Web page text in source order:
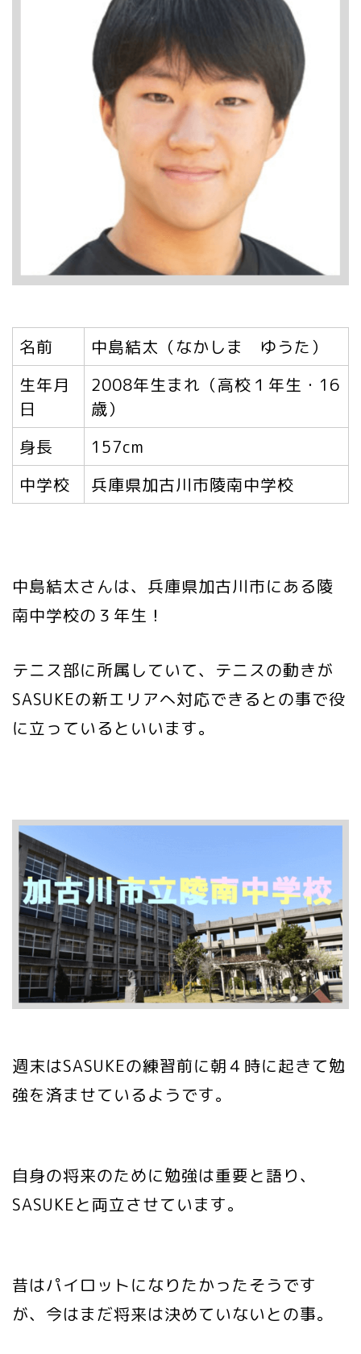
名前
中島結太（なかしま ゆうた）
生年月
日
2008年生まれ（高校１年生・16
歳）
身長
157cm
中学校
兵庫県加古川市陵南中学校
中島結太さんは、兵庫県加古川市にある陵
南中学校の３年生！
テニス部に所属していて、テニスの動きが
SASUKEの新エリアへ対応できるとの事で役
に立っているといいます。
週末はSASUKEの練習前に朝４時に起きて勉
強を済ませているようです。
自身の将来のために勉強は重要と語り、
SASUKEと両立させています。
昔はパイロットになりたかったそうです
が、今はまだ将来は決めていないとの事。